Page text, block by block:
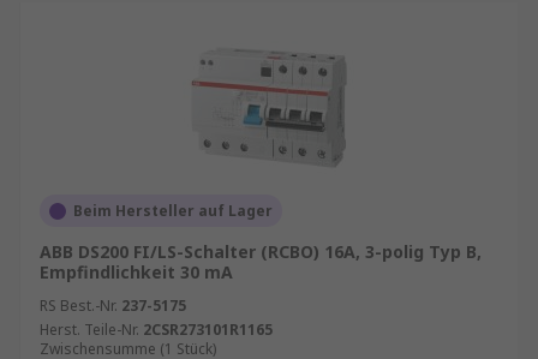
Beim Hersteller auf Lager
ABB DS200 FI/LS-Schalter (RCBO) 16A, 3-polig Typ B,
Empfindlichkeit 30 mA
RS Best.-Nr. 237-5175
Herst. Teile-Nr. 2CSR273101R1165
Zwischensumme (1 Stück)